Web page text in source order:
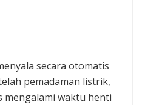
secara otomatis
pemadaman listrik,
mengalami waktu henti